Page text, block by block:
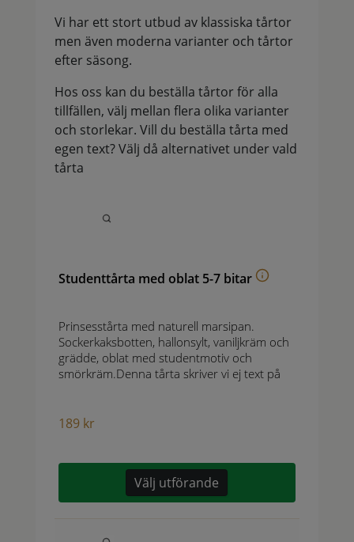
Vi har ett stort utbud av klassiska tårtor
men även moderna varianter och tårtor
efter säsong.
Hos oss kan du beställa tårtor för alla
tillfällen, välj mellan flera olika varianter
och storlekar. Vill du beställa tårta med
egen text? Välj då alternativet under vald
tårta
Studenttårta med oblat 5-7 bitar
Prinsesstårta med naturell marsipan.
Sockerkaksbotten, hallonsylt, vaniljkräm och
grädde, oblat med studentmotiv och
smörkräm.Denna tårta skriver vi ej text på
189 kr
Välj utförande